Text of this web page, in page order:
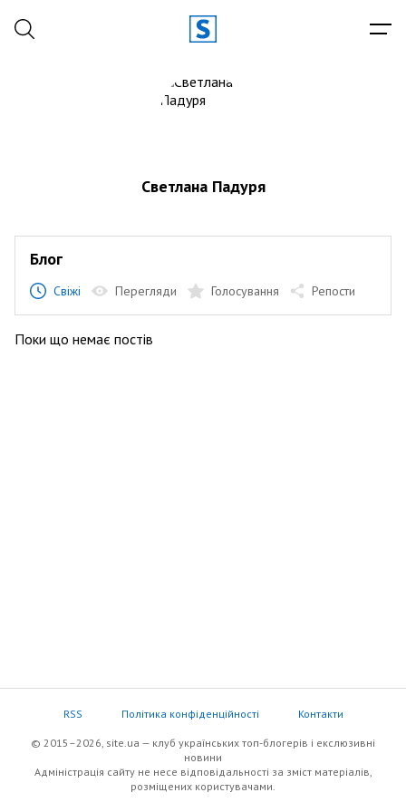
Светлана Падуря
Блог
Свіжі Перегляди Голосування Репости
Поки що немає постів
RSS Політика конфіденційності Контакти
© 2015–2026, site.ua — клуб українських топ-блогерів i екслюзивнi
новини
Адміністрація сайту не несе відповідальності за зміст матеріалів,
розміщених користувачами.